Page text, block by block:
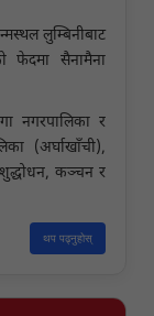
लुम्बिनीबाट
फेदमा सैनामैना
नगरपालिका र
(अर्घाखाँची),
शुद्धोधन, कञ्चन र
थप पढ्नुहोस्